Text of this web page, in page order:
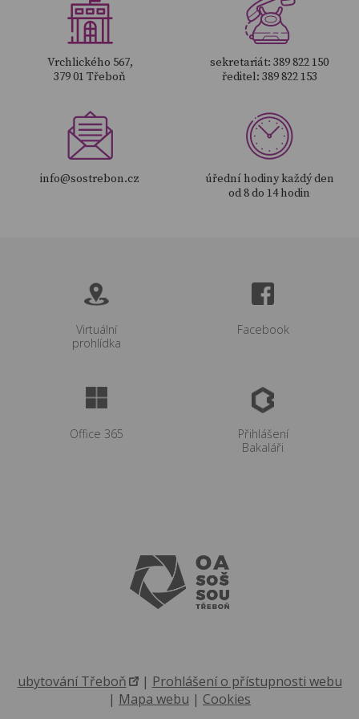
Vrchlického 567,
379 01 Třeboň
sekretariát: 389 822 150
ředitel: 389 822 153
info@sostrebon.cz
úřední hodiny každý den
od 8 do 14 hodin
Virtuální
prohlídka
Facebook
Office 365
Přihlášení
Bakaláři
ubytování Třeboň | Prohlášení o přístupnosti webu
| Mapa webu | Cookies